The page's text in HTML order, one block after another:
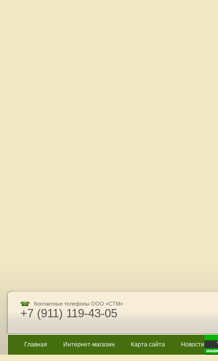
Контактные телефоны ООО «СТМ»
+7 (911) 119-43-05
Главная Интернет-магазин Карта сайта Новости